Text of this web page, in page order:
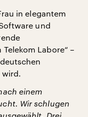
in elegantem
und
Labore“ –
wird.
einem
Wir schlugen